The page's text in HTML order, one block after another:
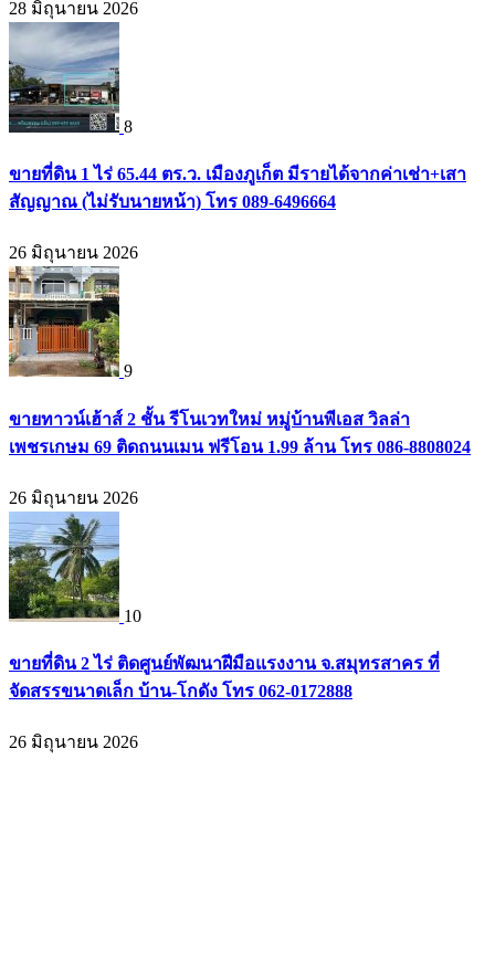
28 มิถุนายน 2026
8
ขายที่ดิน 1 ไร่ 65.44 ตร.ว. เมืองภูเก็ต มีรายได้จากค่าเช่า+เสา
สัญญาณ (ไม่รับนายหน้า) โทร 089-6496664
26 มิถุนายน 2026
9
ขายทาวน์เฮ้าส์ 2 ชั้น รีโนเวทใหม่ หมู่บ้านพีเอส วิลล่า
เพชรเกษม 69 ติดถนนเมน ฟรีโอน 1.99 ล้าน โทร 086-8808024
26 มิถุนายน 2026
10
ขายที่ดิน 2 ไร่ ติดศูนย์พัฒนาฝีมือแรงงาน จ.สมุทรสาคร ที่
จัดสรรขนาดเล็ก บ้าน-โกดัง โทร 062-0172888
26 มิถุนายน 2026